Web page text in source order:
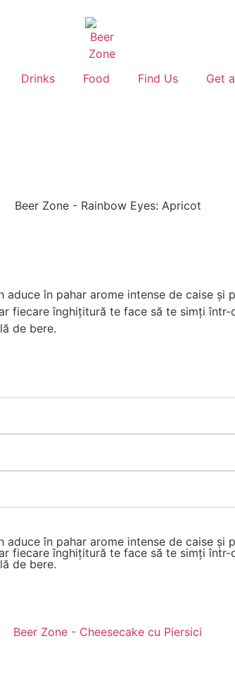
Drinks Food Find Us Get
aduce în pahar arome intense de caise
fiecare înghițitură te face să te simți
de bere.
aduce în pahar arome intense de caise
fiecare înghițitură te face să te simți
de bere.